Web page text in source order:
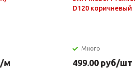
/м
D120 коричневый
Много
499.00 руб/шт